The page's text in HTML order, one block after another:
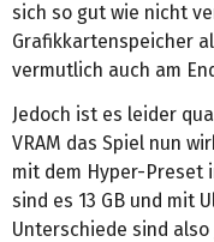
sich so gut wie nicht
Grafikkartenspeicher
vermutlich auch am
Jedoch ist es leider
VRAM das Spiel nun
mit dem Hyper-Preset
sind es 13 GB und mit
Unterschiede sind